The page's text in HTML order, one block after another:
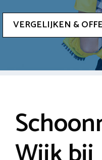
VERGELIJKEN &